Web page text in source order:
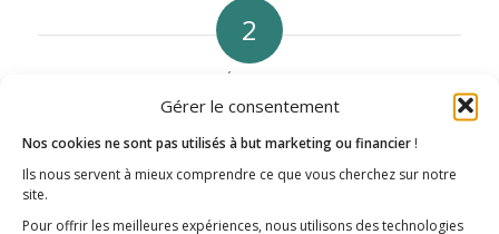
Gérer le consentement
Nos cookies ne sont pas utilisés à but marketing ou financier !
Ils nous servent à mieux comprendre ce que vous cherchez sur notre
site.
Pour offrir les meilleures expériences, nous utilisons des technologies
2
RÉPONSES
dit
:
10 septembre 2020 à 15 h 21 min
Voici des décénnies que ce scandale
Les